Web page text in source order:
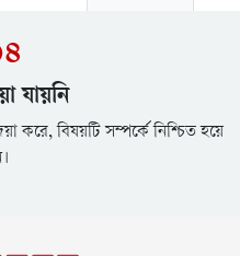
যায়নি
করে, বিষয়টি সম্পর্কে নিশ্চিত হয়ে